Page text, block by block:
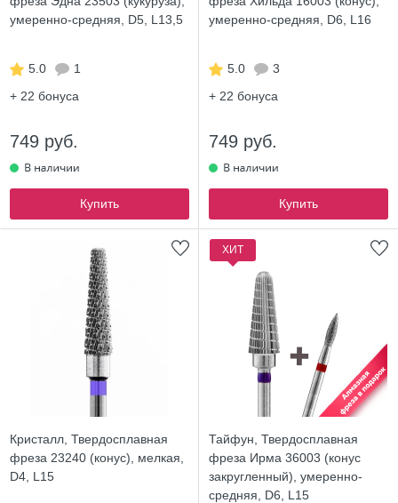
умеренно-средняя, D5, L13,5
5.0
1
+ 22 бонуса
749 руб.
Купить
умеренно-средняя, D6, L16
5.0
3
+ 22 бонуса
749 руб.
Купить
Кристалл, Твердосплавная
фреза 23240 (конус), мелкая,
D4, L15
ХИТ
Тайфун, Твердосплавная
фреза Ирма 36003 (конус
закругленный), умеренно-
средняя, D6, L15